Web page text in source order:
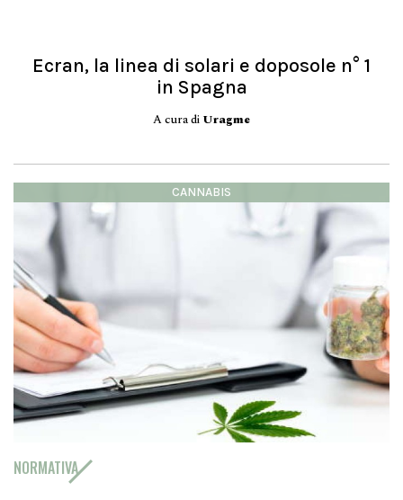
Ecran, la linea di solari e doposole n° 1
in Spagna
A cura di Uragme
CANNABIS
NORMATIVA